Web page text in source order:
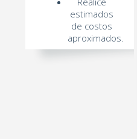
estimados
de costos
aproximados.